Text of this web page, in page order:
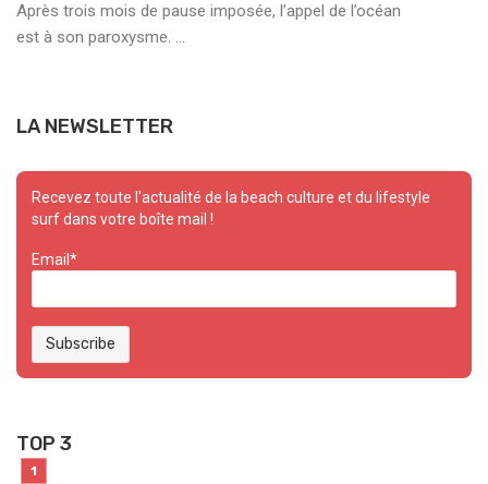
Après trois mois de pause imposée, l’appel de l’océan
est à son paroxysme. ...
LA NEWSLETTER
Recevez toute l'actualité de la beach culture et du lifestyle
surf dans votre boîte mail !
Email*
TOP 3